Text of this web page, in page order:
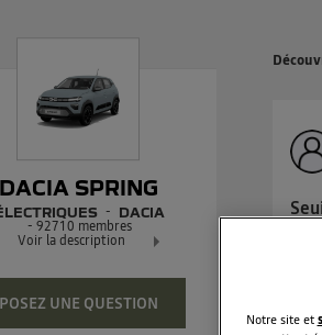
DACIA SPRING
DACIA
-92710 membres
Voir la description
Spring - 100% électrique
POSEZ UNE QUESTION
Lire
Notre site et